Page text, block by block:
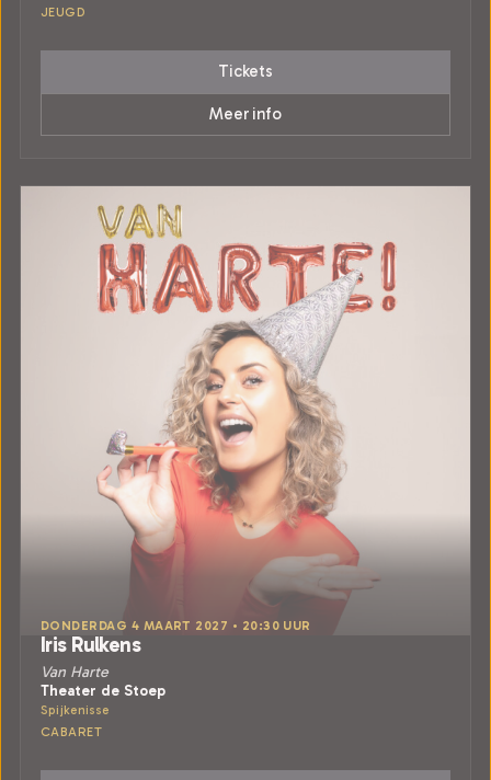
JEUGD
Tickets
Meer info
DONDERDAG 4 MAART 2027 • 20:30 UUR
Iris Rulkens
Van Harte
Theater de Stoep
Spijkenisse
CABARET